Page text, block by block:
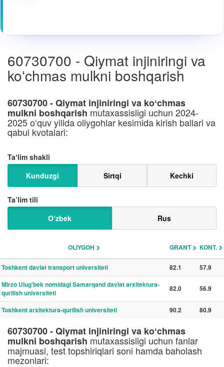
60730700 - Qiymat injiniringi va
koʻchmas mulkni boshqarish
60730700 - Qiymat injiniringi va koʻchmas
mulkni boshqarish mutaxassisligi uchun 2024-
2025 o‘quv yilida oliygohlar kesimida kirish ballari va
qabul kvotalari:
Taʼlim shakli
Kunduzgi
Sirtqi Kechki
Ta’lim tili
O‘zbek
Rus
OLIYGOH GRANT KONT.
Toshkent davlat transport universiteti 82.1
57.9
Mirzo Ulug'bek nomidagi Samarqand davlat arxitektura-
qurilish universiteti
82.0 56.9
Toshkent arxitektura-qurilish universiteti 90.2 80.9
60730700 - Qiymat injiniringi va koʻchmas
mulkni boshqarish mutaxassisligi uchun fanlar
majmuasi, test topshiriqlari soni hamda baholash
mezonlari: